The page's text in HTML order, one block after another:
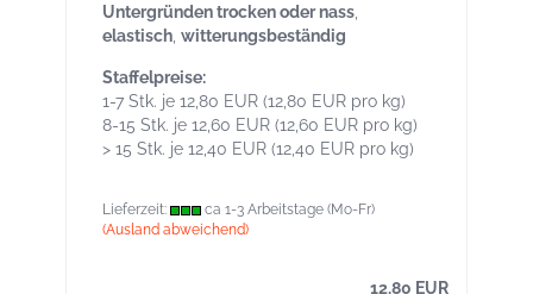
Untergründen trocken oder nass
elastisch witterungsbeständig
Staffelpreise:
1-7 Stk. je 12,80 EUR (12,80 EUR pro kg)
8-15 Stk. je 12,60 EUR (12,60 EUR pro kg)
> 15 Stk. je 12,40 EUR (12,40 EUR pro kg)
Lieferzeit:
ca 1-3 Arbeitstage (Mo-Fr)
(Ausland abweichend)
12,80 EUR